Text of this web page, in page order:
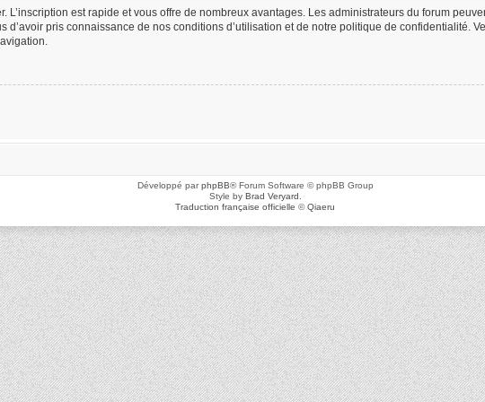
L’inscription est rapide et vous offre de nombreux avantages. Les administrateurs du forum
d’avoir pris connaissance de nos conditions d’utilisation et de notre politique de confidentialité.
Développé parphpBB® Forum Software © phpBB Group
Style by Brad Veryard
Traduction française officielle ©Qiaeru